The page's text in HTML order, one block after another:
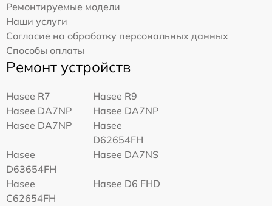
Ремонтируемые модели
Наши услуги
Согласие на обработку персональных данных
Способы оплаты
Ремонт устройств
Hasee R7
Hasee R9
Hasee DA7NP
Hasee DA7NP
Hasee DA7NP
Hasee
D62654FH
Hasee
D63654FH
Hasee DA7NS
Hasee
C62654FH
Hasee D6 FHD